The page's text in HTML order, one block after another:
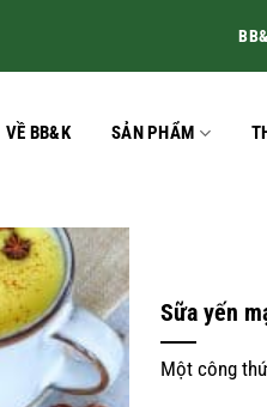
VỀ BB&K SẢN PHẨM
Sữa yến
Một công